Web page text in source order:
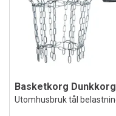
Basketkorg Dunkkorg